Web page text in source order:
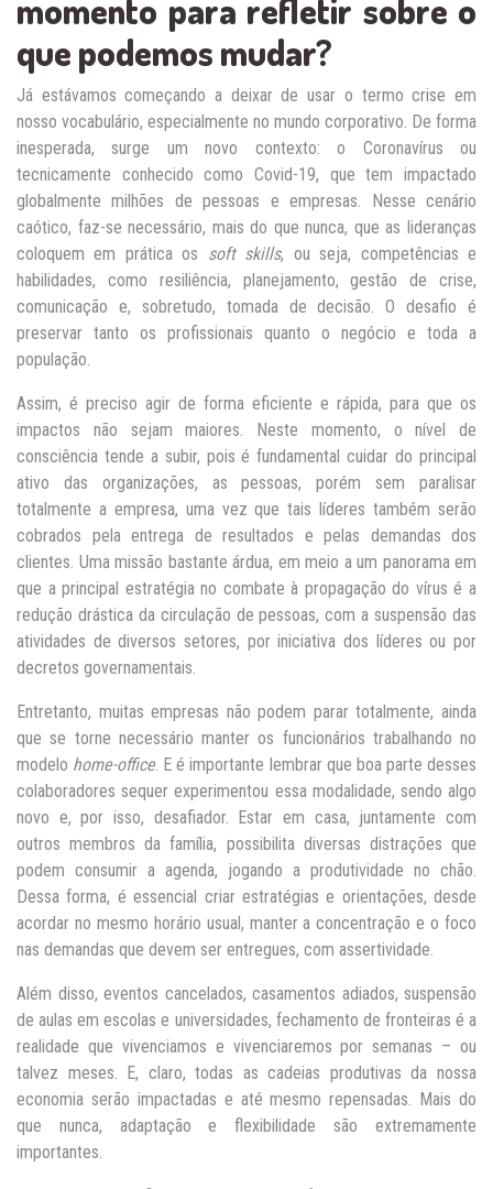
momento para refletir sobre o
que podemos mudar?
Já estávamos começando a deixar de usar o termo crise em
nosso vocabulário, especialmente no mundo corporativo. De forma
inesperada, surge um novo contexto: o Coronavírus ou
tecnicamente conhecido como Covid-19, que tem impactado
globalmente milhões de pessoas e empresas. Nesse cenário
caótico, faz-se necessário, mais do que nunca, que as lideranças
coloquem em prática os soft skills, ou seja, competências e
habilidades, como resiliência, planejamento, gestão de crise,
comunicação e, sobretudo, tomada de decisão. O desafio é
preservar tanto os profissionais quanto o negócio e toda a
população.
Assim, é preciso agir de forma eficiente e rápida, para que os
impactos não sejam maiores. Neste momento, o nível de
consciência tende a subir, pois é fundamental cuidar do principal
ativo das organizações, as pessoas, porém sem paralisar
totalmente a empresa, uma vez que tais líderes também serão
cobrados pela entrega de resultados e pelas demandas dos
clientes. Uma missão bastante árdua, em meio a um panorama em
que a principal estratégia no combate à propagação do vírus é a
redução drástica da circulação de pessoas, com a suspensão das
atividades de diversos setores, por iniciativa dos líderes ou por
decretos governamentais.
Entretanto, muitas empresas não podem parar totalmente, ainda
que se torne necessário manter os funcionários trabalhando no
modelo home-office. E é importante lembrar que boa parte desses
colaboradores sequer experimentou essa modalidade, sendo algo
novo e, por isso, desafiador. Estar em casa, juntamente com
outros membros da família, possibilita diversas distrações que
podem consumir a agenda, jogando a produtividade no chão.
Dessa forma, é essencial criar estratégias e orientações, desde
acordar no mesmo horário usual, manter a concentração e o foco
nas demandas que devem ser entregues, com assertividade.
Além disso, eventos cancelados, casamentos adiados, suspensão
de aulas em escolas e universidades, fechamento de fronteiras é a
realidade que vivenciamos e vivenciaremos por semanas – ou
talvez meses. E, claro, todas as cadeias produtivas da nossa
economia serão impactadas e até mesmo repensadas. Mais do
que nunca, adaptação e flexibilidade são extremamente
importantes.